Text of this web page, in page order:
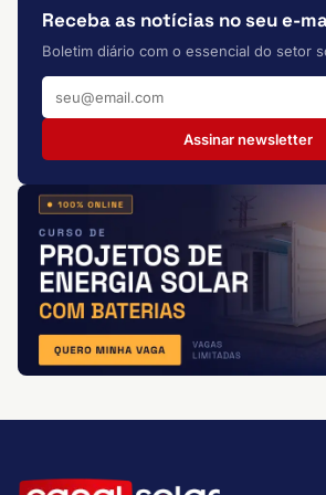
Receba as notícias no seu e-
Boletim diário com o essencial do setor
Assinar newsletter